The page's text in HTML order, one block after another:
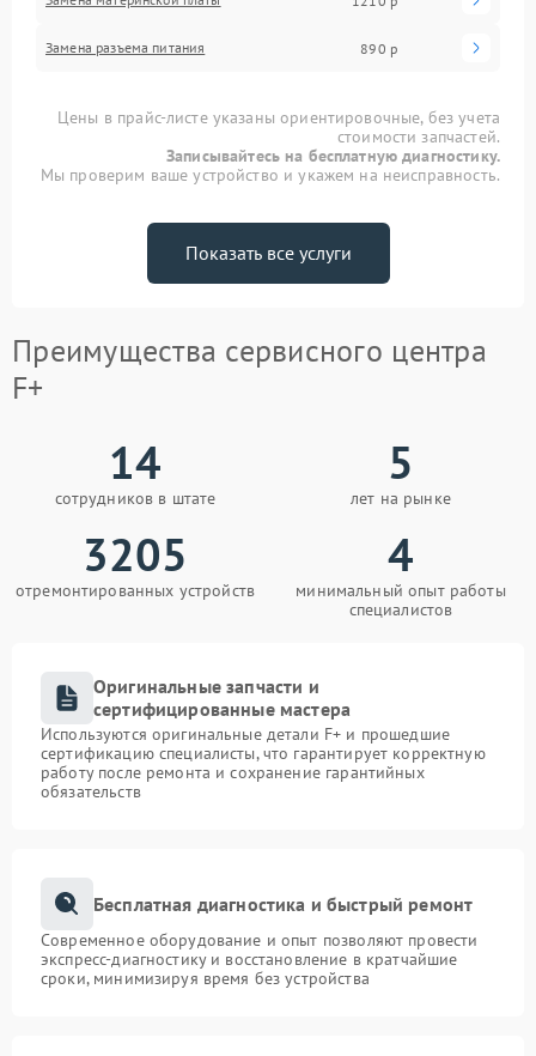
Замена разъема питания 890 р
Цены в прайс-листе указаны ориентировочные, без учета
стоимости запчастей.
Записывайтесь на бесплатную диагностику.
Мы проверим ваше устройство и укажем на неисправность.
Показать все услуги
Преимущества сервисного центра
F+
14
сотрудников в штате
5
лет на рынке
3205
отремонтированных устройств
4
минимальный опыт работы
специалистов
Оригинальные запчасти и
сертифицированные мастера
Используются оригинальные детали F+ и прошедшие
сертификацию специалисты, что гарантирует корректную
работу после ремонта и сохранение гарантийных
обязательств
Бесплатная диагностика и быстрый ремонт
Современное оборудование и опыт позволяют провести
экспресс-диагностику и восстановление в кратчайшие
сроки, минимизируя время без устройства